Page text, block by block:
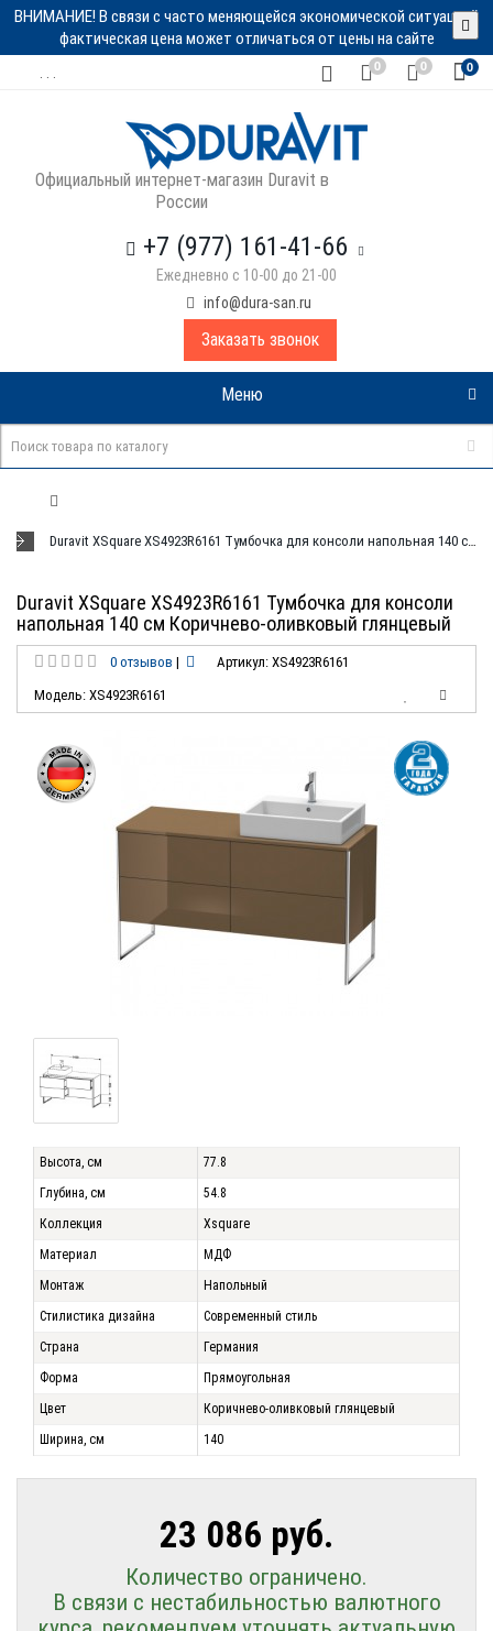
ВНИМАНИЕ! В связи с часто меняющейся экономической ситуацией
фактическая цена может отличаться от цены на сайте
0 0 0
Официальный интернет-магазин Duravit в
России
+7 (977) 161-41-66
Ежедневно с 10-00 до 21-00
info@dura-san.ru
Заказать звонок
Меню
Duravit XSquare XS4923R6161 Тумбочка для консоли напольная 140 см Коричнево-оливковый глянцевый
Duravit XSquare XS4923R6161 Тумбочка для консоли
напольная 140 см Коричнево-оливковый глянцевый
0 отзывов |
Артикул: XS4923R6161
Модель: XS4923R6161
Высота, см
77.8
Глубина, см
54.8
Коллекция
Xsquare
Материал
МДФ
Монтаж
Напольный
Стилистика дизайна
Современный стиль
Страна
Германия
Форма
Прямоугольная
Цвет
Коричнево-оливковый глянцевый
Ширина, см
140
23 086 руб.
Количество ограничено.
В связи с нестабильностью валютного